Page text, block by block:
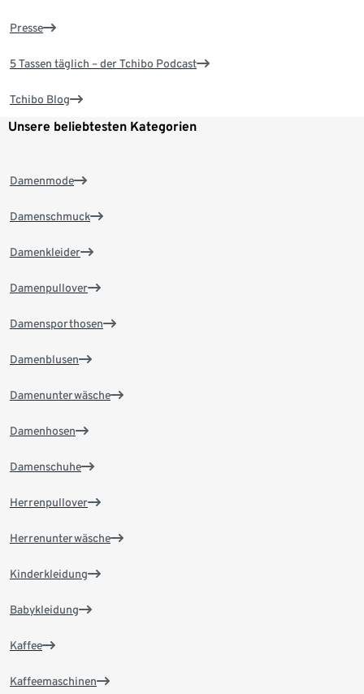
Presse
5 Tassen täglich – der Tchibo Podcast
Tchibo Blog
Unsere beliebtesten Kategorien
Damenmode
Damenschmuck
Damenkleider
Damenpullover
Damensporthosen
Damenblusen
Damenunterwäsche
Damenhosen
Damenschuhe
Herrenpullover
Herrenunterwäsche
Kinderkleidung
Babykleidung
Kaffee
Kaffeemaschinen